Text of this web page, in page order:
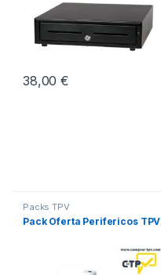
38,00€
Packs TPV
Pack Oferta Perifericos TPV